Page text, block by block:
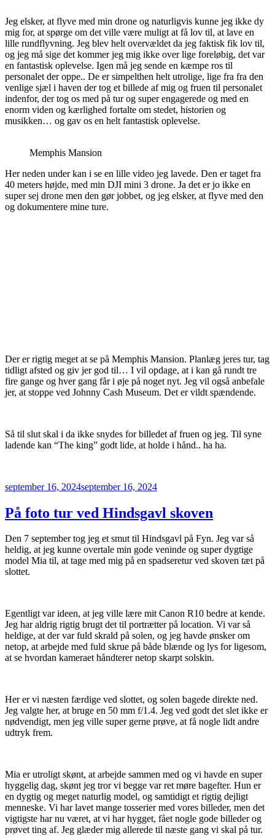
Jeg elsker, at flyve med min drone og naturligvis kunne jeg ikke dy
mig for, at spørge om det ville være muligt at få lov til, at lave en
lille rundflyvning. Jeg blev helt overvældet da jeg faktisk fik lov til,
og jeg må sige det kommer jeg mig ikke over lige foreløbig, det var
en fantastisk oplevelse. Igen må jeg sende en kæmpe ros til
personalet der oppe.. De er simpelthen helt utrolige, lige fra fra den
venlige sjæl i haven der tog et billede af mig og fruen til personalet
indenfor, der tog os med på tur og super engagerede og med en
enorm viden og kærlighed fortalte om stedet, historien og
musikken… og gav os en helt fantastisk oplevelse.
Memphis Mansion
Her neden under kan i se en lille video jeg lavede. Den er taget fra
40 meters højde, med min DJI mini 3 drone. Ja det er jo ikke en
super sej drone men den gør jobbet, og jeg elsker, at flyve med den
og dokumentere mine ture.
Der er rigtig meget at se på Memphis Mansion. Planlæg jeres tur, tag
tidligt afsted og giv jer god til… I vil opdage, at i kan gå rundt tre
fire gange og hver gang får i øje på noget nyt. Jeg vil også anbefale
jer, at stoppe ved Johnny Cash Museum. Det er vildt spændende.
Så til slut skal i da ikke snydes for billedet af fruen og jeg. Til syne
ladende kan “The king” godt lide, at holde i hånd.. ha ha.
Udgivet
september 16, 2024september 16, 2024
På foto tur ved Hindsgavl skoven
Den 7 september tog jeg et smut til Hindsgavl på Fyn. Jeg var så
heldig, at jeg kunne overtale min gode veninde og super dygtige
model Mia til, at tage med mig på en spadseretur ved skoven tæt på
slottet.
Egentligt var ideen, at jeg ville lære mit Canon R10 bedre at kende.
Jeg har aldrig rigtig brugt det til portrætter på location. Vi var så
heldige, at der var fuld skrald på solen, og jeg havde ønsker om
netop, at arbejde med fuld skrue på både blænde og lys for ligesom,
at se hvordan kameraet håndterer netop skarpt solskin.
Her er vi næsten færdige ved slottet, og solen bagede direkte ned.
Jeg valgte her, at bruge en 50 mm f/1.4. Jeg ved godt det slet ikke er
nødvendigt, men jeg ville super gerne prøve, at få nogle lidt andre
udtryk frem.
Mia er utroligt skønt, at arbejde sammen med og vi havde en super
hyggelig dag, skønt jeg tror vi begge var ret møre bagefter. Hun er
en dygtig og meget naturlig model, og samtidigt et rigtig dejligt
menneske. Vi har lavet mange tosserier med vores billeder, men det
vigtigste har nu været, at vi har hygget, fået nogle gode billeder og
prøvet ting af. Jeg glæder mig allerede til næste gang vi skal på tur.